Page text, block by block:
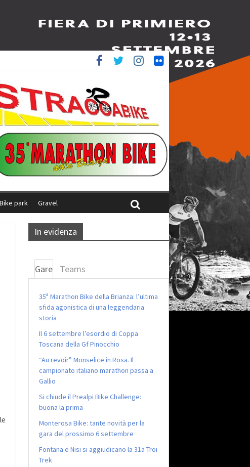
italiani
Bike park Gravel
In evidenza
Gare Teams
35ª Marathon Bike della Brianza: l’ultima
sfida agonistica di una leggendaria
storia
Il 6 settembre l’esordio di Coppa
Toscana della Gf Pinocchio
“Au revoir” Monselice in Rosa. Il
campionato italiano marathon passa a
Gallio
Si chiude il Prealpi Bike Challenge:
buona la prima
Monterosa Bike: tante novità per la
gara del prossimo 6 settembre
Fontana e Nisi si aggiudicano la 31a Troi
Trek